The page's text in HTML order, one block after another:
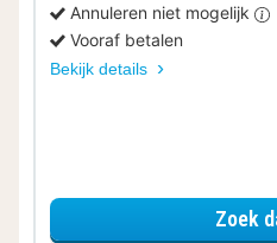
Annuleren niet mogelijk
Vooraf betalen
Bekijk details
Zoek